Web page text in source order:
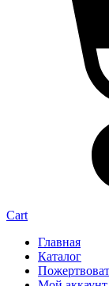
Cart
Главная
Каталог